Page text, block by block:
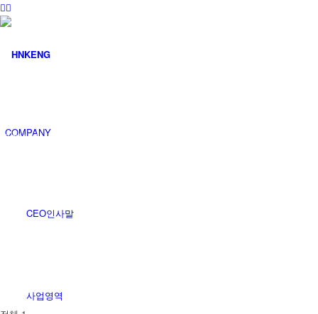
COMPANY
CEO인사말
사업영역
공지사항